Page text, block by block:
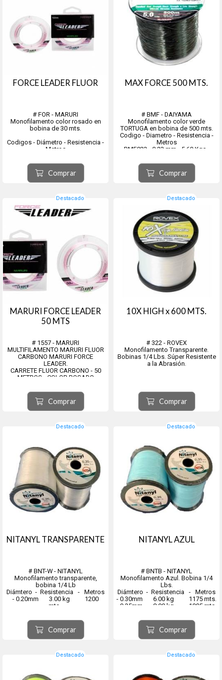
FORCE LEADER FLUOR
# FOR - MARURI
Monofilamento color rosado en
bobina de 30 mts.
Codigos - Diámetro - Resistencia -
Metros
50Mts
#FOR155740 - 0.33 mm - 8.10 Kgs -
50Mts
#FOR155751 - 0.37 mm - 9.00 Kgs -
Comprar
MAX FORCE 500 MTS.
# BMF - DAIYAMA
Monofilamento color verde
TORTUGA en bobina de 500 mts.
Codigo - Diametro - Resistencia -
Metros
BMF023 - 0.23 mm - 5.60 Kgs -
BMF026 - 0.26 mm - 7.80 Kgs -
500Mts
BMF028 - 0.28 mm - 8.40 Kgs -
500Mts
500Mts
Comprar
Destacado
MARURI FORCE LEADER
50 MTS
# 1557 - MARURI
MULTIFILAMENTO MARURI FLUOR
CARBONO MARURI FORCE
LEADER.
CARRETE FLUOR CARBONO - 50
METROS - COLOR ROSADO
Codigo - Diametro - Resistencia -
Metros
1557-30 - 0,31 MM - 6,30 Kg. -
50MTS
50MTS
Comprar
Destacado
10X HIGH x 600 MTS.
# 322 - ROVEX
Monofilamento Transparente.
Bobinas 1/4 Lbs. Súper Resistente
a la Abrasión.
Comprar
Destacado
NITANYL TRANSPARENTE
# BNT-W - NITANYL
Monofilamento transparente,
bobina 1/4 Lb
Diámtero - Resistencia - Metros
- 0.20mm 3.00 kg 1200
mts.
- 0.30mm 6.00 kg 1175 mts.
- 0.35mm 8.00 kg 1005 mts.
- 0.40mm 11.00 kg ...
Comprar
Destacado
NITANYL AZUL
# BNTB - NITANYL
Monofilamento Azul. Bobina 1/4
Lbs.
Diámtero - Resistencia - Metros
- 0.30mm 6.00 kg 1175 mts.
- 0.35mm 8.00 kg 1005 mts.
- 0.45mm 13.00 kg 610 mts.
- 0.50mm 16.00 kg 490 mts...
Comprar
Destacado Destacado